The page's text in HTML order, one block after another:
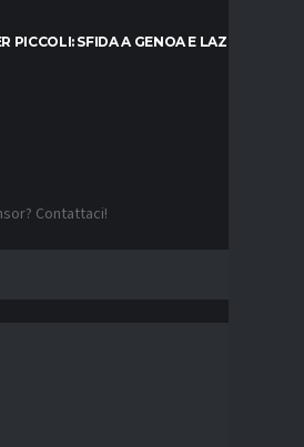
PICCOLI: SFIDA A GENOA E LAZIO,
Contattaci!